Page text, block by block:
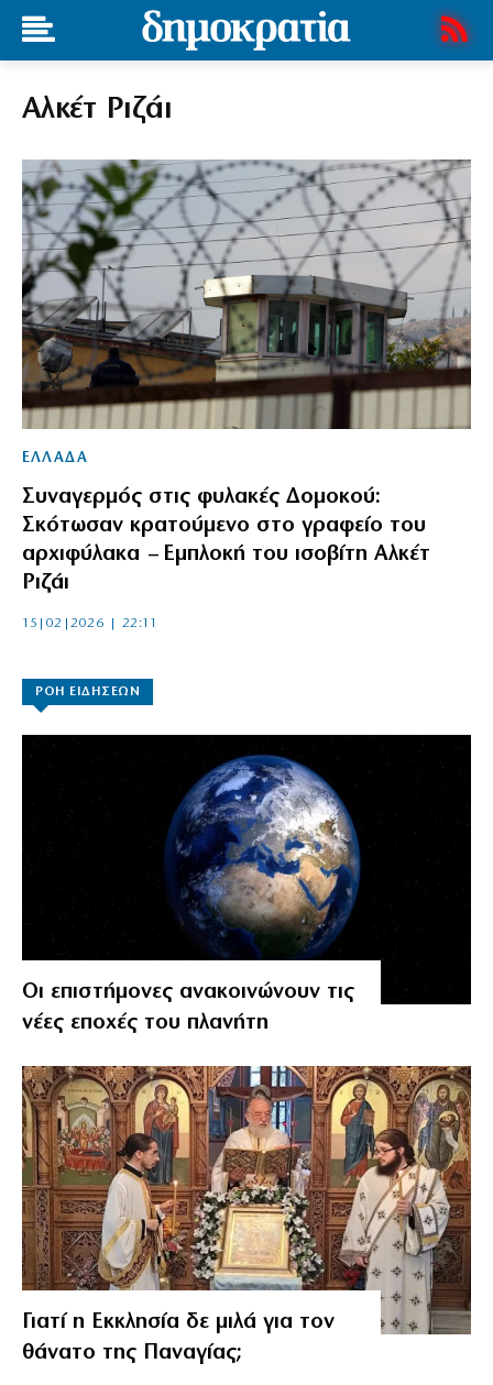
Αλκέτ Ριζάι
ΕΛΛΑΔΑ
Συναγερμός στις φυλακές Δομοκού:
Σκότωσαν κρατούμενο στο γραφείο του
αρχιφύλακα – Eμπλοκή του ισοβίτη Αλκέτ
Ριζάι
15|02|2026 | 22:11
ΡΟΗ ΕΙΔΗΣΕΩΝ
Οι επιστήμονες ανακοινώνουν τις
νέες εποχές του πλανήτη
Γιατί η Εκκλησία δε μιλά για τον
θάνατο της Παναγίας;